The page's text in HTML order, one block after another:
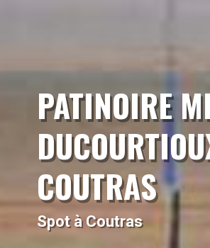
PATINOIRE
COUTRAS
Spot à Coutras